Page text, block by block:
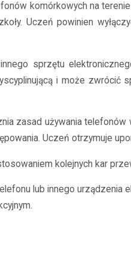
komórkowych na
Uczeń powinien
sprzętu
i może zwrócić
zasad używania
Uczeń otrzymuje
kolejnych kar
lub innego